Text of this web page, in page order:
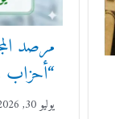
“أحزاب
يوليو 30, 2026